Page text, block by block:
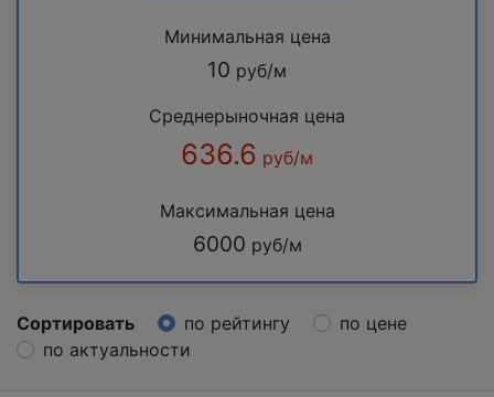
Минимальная цена
10 руб/м
Среднерыночная цена
636.6 руб/м
Максимальная цена
6000 руб/м
Сортировать по рейтингу
по цене
по актуальности